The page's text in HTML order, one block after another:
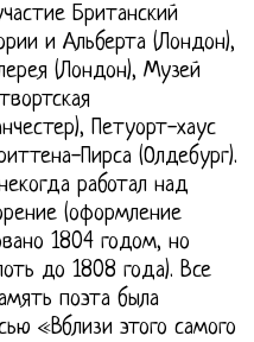
Британский
и Альберта (Лондон),
(Лондон), Музей
Петуорт-хаус
Пирса (Олдебург).
работал над
(оформление
1804 годом, но
до 1808 года). Все
поэта была
«Вблизи этого самого